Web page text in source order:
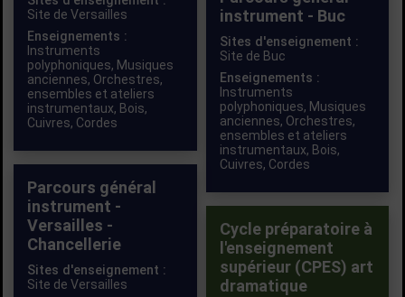
Site de Versailles
Enseignements :
Instruments
polyphoniques, Musiques
anciennes, Orchestres,
ensembles et ateliers
instrumentaux, Bois,
Cuivres, Cordes
instrument - Buc
Sites d'enseignement :
Site de Buc
Enseignements :
Instruments
polyphoniques, Musiques
anciennes, Orchestres,
ensembles et ateliers
instrumentaux, Bois,
Cuivres, Cordes
Parcours général
instrument -
Versailles -
Chancellerie
Sites d'enseignement :
Site de Versailles
Cycle préparatoire à
l'enseignement
supérieur (CPES) art
dramatique